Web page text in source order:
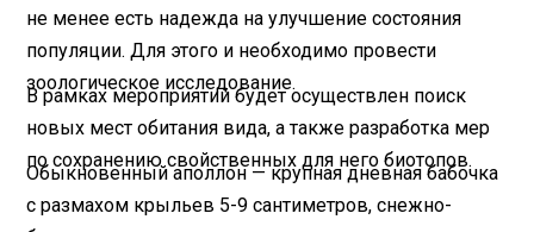
не менее есть надежда на улучшение состояния
популяции. Для этого и необходимо провести
зоологическое исследование.
В рамках мероприятий будет осуществлен поиск
новых мест обитания вида, а также разработка мер
по сохранению свойственных для него биотопов.
Обыкновенный аполлон — крупная дневная бабочка
с размахом крыльев 5-9 сантиметров, снежно-